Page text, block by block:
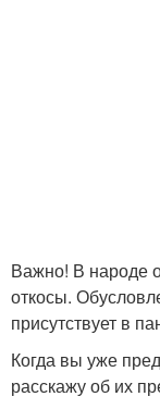
Важно! В народе
откосы.
присутствует в
Когда вы уже
расскажу об их